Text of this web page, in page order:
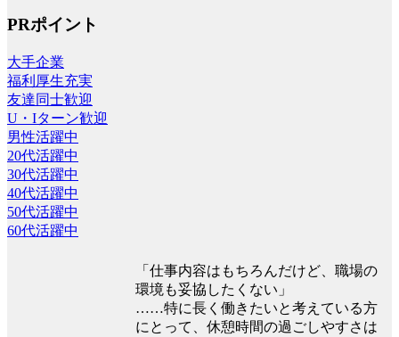
PRポイント
大手企業
福利厚生充実
友達同士歓迎
U・Iターン歓迎
男性活躍中
20代活躍中
30代活躍中
40代活躍中
50代活躍中
60代活躍中
「仕事内容はもちろんだけど、職場の
環境も妥協したくない」
……特に長く働きたいと考えている方
にとって、休憩時間の過ごしやすさは